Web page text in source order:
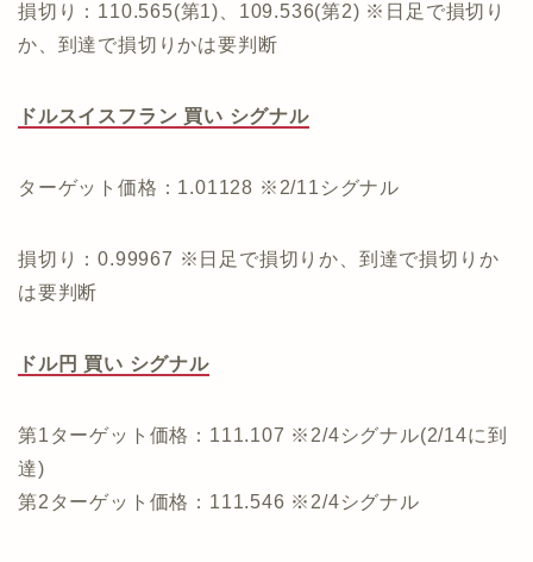
損切り：110.565(第1)、109.536(第2) ※日足で損切り
か、到達で損切りかは要判断
ドルスイスフラン 買い シグナル
ターゲット価格：1.01128 ※2/11シグナル
損切り：0.99967 ※日足で損切りか、到達で損切りか
は要判断
ドル円 買い シグナル
第1ターゲット価格：111.107 ※2/4シグナル(2/14に到
達)
第2ターゲット価格：111.546 ※2/4シグナル